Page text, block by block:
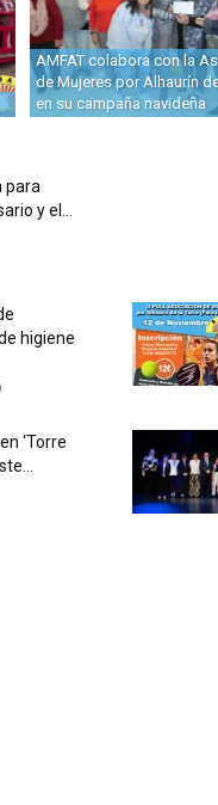
AMFAT colabora con la
de Mujeres por Alhaurín
en su campaña navideña
para
y el...
higiene
‘Torre